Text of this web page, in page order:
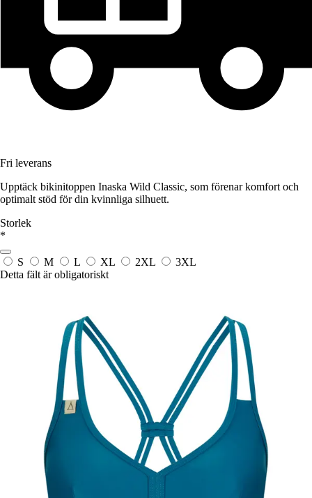
Fri leverans
Upptäck bikinitoppen Inaska Wild Classic, som förenar komfort och
optimalt stöd för din kvinnliga silhuett.
Storlek
*
S M L XL 2XL
3XL
Detta fält är obligatoriskt